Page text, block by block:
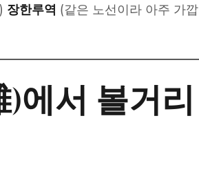
장한루역 (같은 노선이라 아주 가깝
서 볼거리